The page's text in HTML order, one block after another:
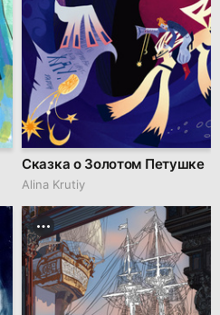
Сказка о Золотом Петушке
Alina Krutiy